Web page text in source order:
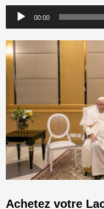
Lecteur
audio
00:00
Achetez votre